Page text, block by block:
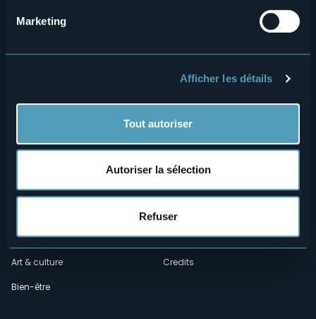
Marketing
Afficher les détails
Tout autoriser
Autoriser la sélection
Refuser
secondario
Amministrazione trasparente
Outdoor
Art & culture
Bien-être
Mice
Wedding
Media Room
Archives « Laghi e Monti Today »
Credits